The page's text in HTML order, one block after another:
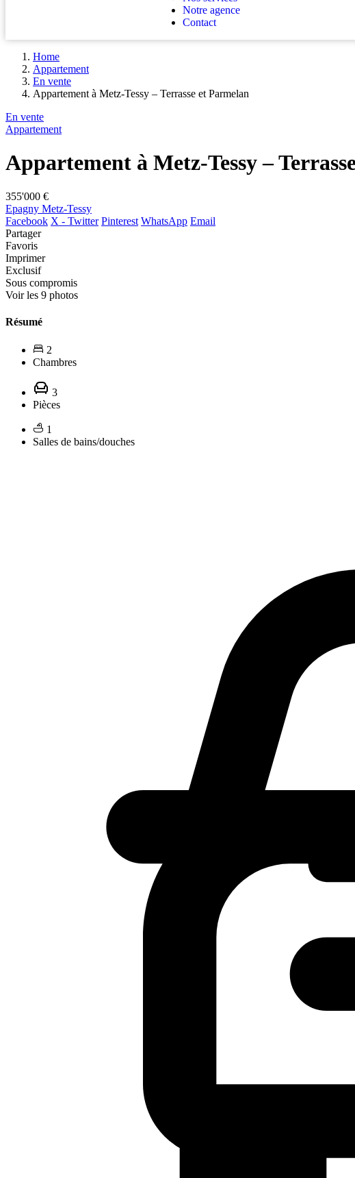
Notre agence
Contact
Home
Appartement
En vente
Appartement à Metz-Tessy – Terrasse et Parmelan
En vente
Appartement
Appartement à Metz-Tessy –
355'000 €
Epagny Metz-Tessy
Facebook X - Twitter Pinterest WhatsApp Email
Partager
Favoris
Imprimer
Exclusif
Sous compromis
Voir les 9 photos
Résumé
2
Chambres
3
Pièces
1
Salles de bains/douches